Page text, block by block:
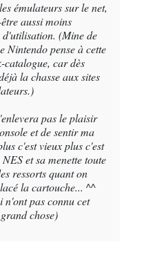
émulateurs sur le net,
aussi moins
(Mine de
Nintendo pense à cette
catalogue, car dès
la chasse aux sites
pas le plaisir
et de sentir ma
c'est vieux plus c'est
et sa menette toute
ressorts quant on
la cartouche... ^^
n'ont pas connu cet
chose)